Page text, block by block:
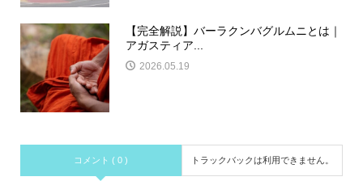
【完全解説】バーラクンバグルムニとは｜
アガスティア...
2026.05.19
コメント ( 0 ) トラックバックは利用できません。